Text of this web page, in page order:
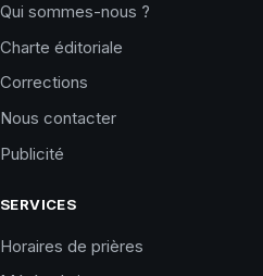
Qui sommes-nous ?
Charte éditoriale
Corrections
Nous contacter
Publicité
SERVICES
Horaires de prières